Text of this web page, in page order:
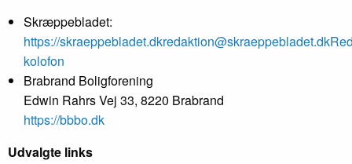
Skræppebladet:
https://skraeppebladet.dkredaktion@skraeppebladet.dk
kolofon
Brabrand Boligforening
Edwin Rahrs Vej 33, 8220 Brabrand
https://bbbo.dk
Udvalgte links